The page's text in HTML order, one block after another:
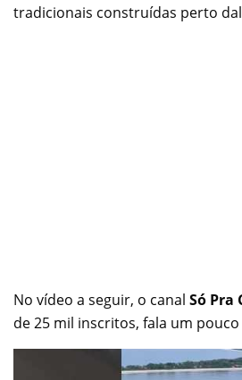
tradicionais construídas perto
No vídeo a seguir, o canal Só Pra
de 25 mil inscritos, fala um